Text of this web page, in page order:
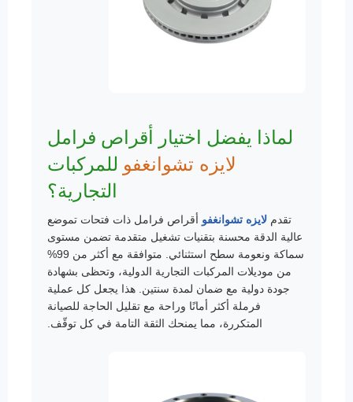
لماذا يفضل اختيار أقراص فرامل
لايزه تشوانغفو للمركبات
التجارية؟
تقدم لايزه تشوانغفو أقراص فرامل ذات فتحات تموضع
عالية الدقة محسنة بتقنيات تشغيل متقدمة تضمن مستوى
سماكة ونعومة سطح استثنائي. متوافقة مع أكثر من 99%
من موديلات المركبات التجارية الدولية، وتحظى بشهادة
جودة دولية مع ضمان لمدة سنتين. هذا يجعل كل عملية
فرملة أكثر أمانًا وراحة مع تقليل الحاجة للصيانة
المتكررة، مما يمنحك الثقة التامة في كل توقّف.